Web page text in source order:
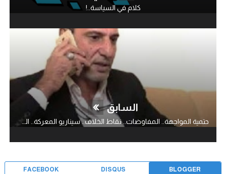
كلام في السياسة..!
السابق
حتمية المواجهة.. المفاوضات.. نقاط الخلاف.. سيناريو المعركة.. الشرارة الاولى..!
BLOGGER
DISQUS
FACEBOOK